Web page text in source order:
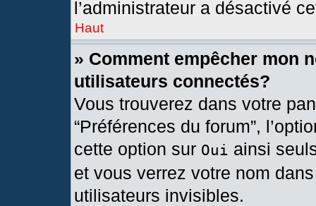
l’administrateur a désactivé
Haut
» Comment empêcher mon
utilisateurs connectés?
Vous trouverez dans votre
“Préférences du forum”,
cette option sur Oui ainsi
et vous verrez votre nom
utilisateurs invisibles.